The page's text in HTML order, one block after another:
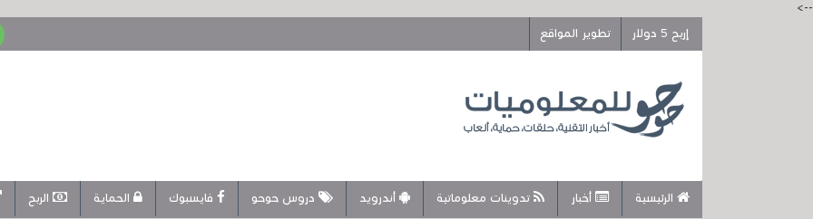
-->
إربح 5 دولار
تطوير المواقع
الرئيسية أخبار تدوينات معلوماتية أندرويد دروس حوحو فايسبوك الحماية الربح